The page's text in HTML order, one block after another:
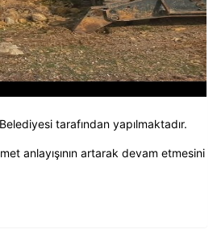
tarafından yapılmaktadır.
anlayışının artarak devam etmesini